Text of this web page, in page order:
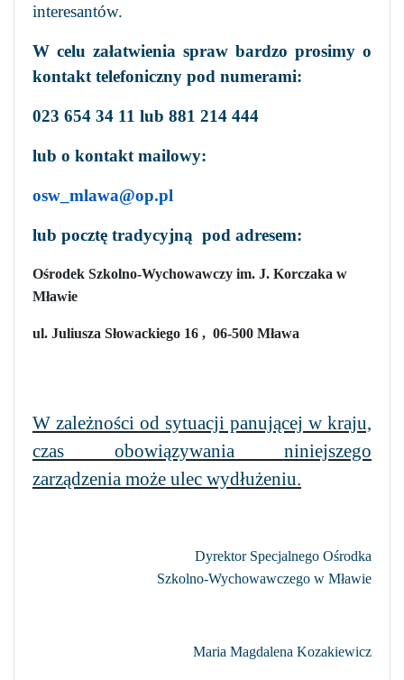
interesantów.
W celu załatwienia spraw bardzo prosimy o
kontakt telefoniczny pod numerami:
023 654 34 11 lub 881 214 444
lub o kontakt mailowy:
osw_mlawa@op.pl
lub pocztę tradycyjną pod adresem:
Ośrodek Szkolno-Wychowawczy im. J. Korczaka w
Mławie
ul. Juliusza Słowackiego 16 , 06-500 Mława
W zależności od sytuacji panującej w kraju,
czas obowiązywania niniejszego
zarządzenia może ulec wydłużeniu.
Dyrektor Specjalnego Ośrodka
Szkolno-Wychowawczego w Mławie
Maria Magdalena Kozakiewicz